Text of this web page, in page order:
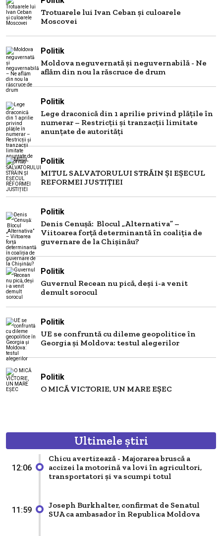
Trotuarele lui Ivan Ceban și culoarele
Moscovei
Politik
Moldova neguvernată și neguvernabilă - Ne
aflăm din nou la răscruce de drum
Politik
Lege draconică din 1 aprilie privind plăţile în
numerar – Restricții și tranzacții limitate
anunțate de autorități
Politik
MITUL SALVATORULUI STRĂIN ȘI EȘECUL
REFORMEI JUSTIȚIEI
Politik
Denis Cenușă: Blocul „Alternativa” –
Viitoarea forță determinantă în coaliția de
guvernare de la Chișinău?
Politik
Guvernul Recean nu pică, deși i-a venit
demult sorocul
Politik
UE se confruntă cu dileme geopolitice în
Georgia și Moldova: testul alegerilor
Politik
O MICĂ VICTORIE, UN MARE EȘEC
Ultimele știri
12:06
Chicu avertizează - Majorarea bruscă a
accizei la motorină va lovi în agricultori,
transportatori și va scumpi totul
11:59
Joseph Burkhalter, confirmat de Senatul
SUA ca ambasador în Republica Moldova